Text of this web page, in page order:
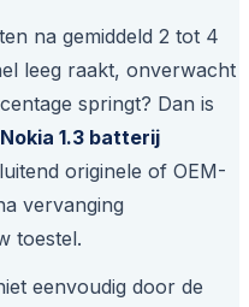
na gemiddeld 2 tot 4
leeg raakt, onverwacht
springt? Dan is
Nokia 1.3 batterij
originele of OEM-
vervanging
toestel.
eenvoudig door de